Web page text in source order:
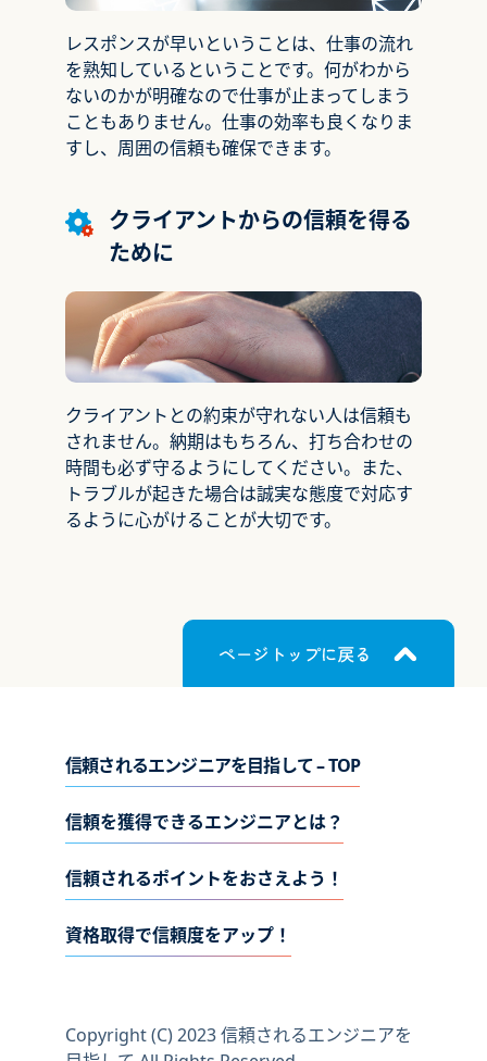
レスポンスが早いということは、仕事の流れ
を熟知しているということです。何がわから
ないのかが明確なので仕事が止まってしまう
こともありません。仕事の効率も良くなりま
すし、周囲の信頼も確保できます。
クライアントからの信頼を得る
ために
クライアントとの約束が守れない人は信頼も
されません。納期はもちろん、打ち合わせの
時間も必ず守るようにしてください。また、
トラブルが起きた場合は誠実な態度で対応す
るように心がけることが大切です。
信頼されるエンジニアを目指して – TOP
信頼を獲得できるエンジニアとは？
信頼されるポイントをおさえよう！
資格取得で信頼度をアップ！
Copyright (C) 2023 信頼されるエンジニアを